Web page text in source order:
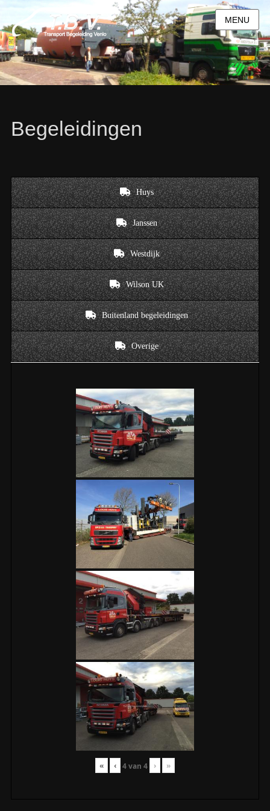
MENU
Begeleidingen
Huys
Janssen
Westdijk
Wilson UK
Buitenland begeleidingen
Overige
« ‹ 4van 4 › »